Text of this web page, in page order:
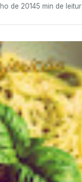
de 20145 min de